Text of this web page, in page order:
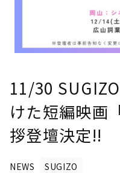
11/30
けた短編映画
拶登壇決定!!
NEWS SUGIZO